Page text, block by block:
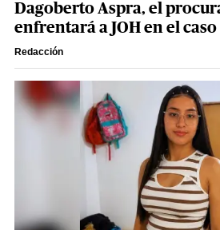
Dagoberto Aspra, el
enfrentará a JOH en el
Redacción